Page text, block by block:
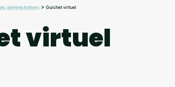
administratives>Guichet virtuel
virtuel